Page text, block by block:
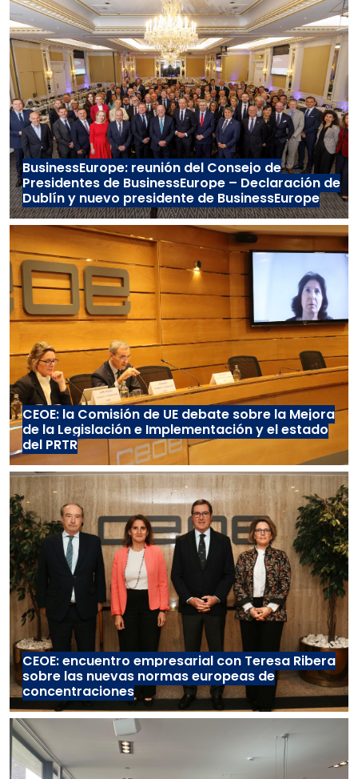
BusinessEurope: reunión del Consejo de
Presidentes de BusinessEurope – Declaración de
Dublín y nuevo presidente de BusinessEurope
CEOE: la Comisión de UE debate sobre la Mejora
de la Legislación e Implementación y el estado
del PRTR
CEOE: encuentro empresarial con Teresa Ribera
sobre las nuevas normas europeas de
concentraciones